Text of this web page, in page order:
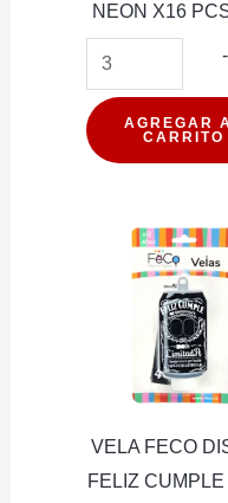
NEON X16
-
AGREGAR
CARRITO
VELA FECO
FELIZ